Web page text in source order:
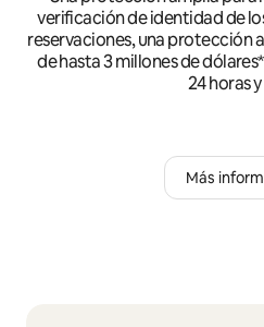
verificación de identidad de
reservaciones, una protección
de hasta 3 millones de
24 horas
Más